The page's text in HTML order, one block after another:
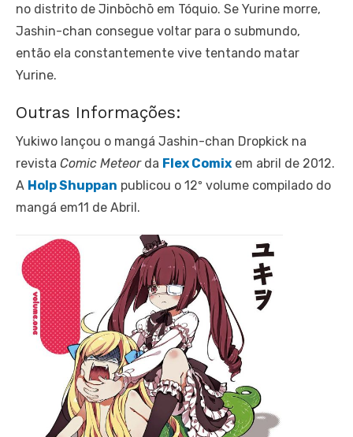
no distrito de Jinbōchō em Tóquio. Se Yurine morre,
Jashin-chan consegue voltar para o submundo,
então ela constantemente vive tentando matar
Yurine.
Outras Informações:
Yukiwo lançou o mangá Jashin-chan Dropkick na
revista Comic Meteorda Flex Comix em abril de 2012.
A Holp Shuppan publicou o 12º volume compilado do
mangá em11 de Abril.